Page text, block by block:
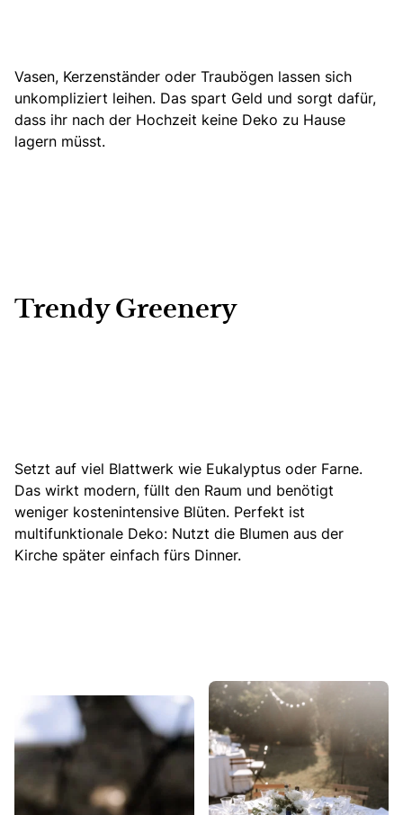
Vasen, Kerzenständer oder Traubögen lassen sich
unkompliziert leihen. Das spart Geld und sorgt dafür,
dass ihr nach der Hochzeit keine Deko zu Hause
lagern müsst.
Trendy Greenery
Setzt auf viel Blattwerk wie Eukalyptus oder Farne.
Das wirkt modern, füllt den Raum und benötigt
weniger kostenintensive Blüten. Perfekt ist
multifunktionale Deko: Nutzt die Blumen aus der
Kirche später einfach fürs Dinner.